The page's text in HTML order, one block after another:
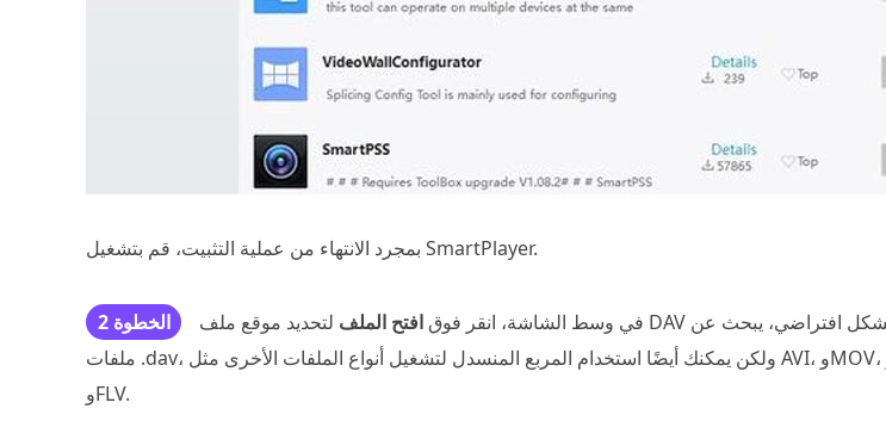
بمجرد الانتهاء من عملية التثبيت، قم بتشغيل SmartPlayer.
الخطوة 2 في وسط الشاشة، انقر فوقافتح الملف لتحديد موقع ملف DAV الذي تريد تشغيله. بشكل افتراضي، يبحث عن
ملفات .dav، ولكن يمكنك أيضًا استخدام المربع المنسدل لتشغيل أنواع الملفات الأخرى مثل AVI، وMOV، وMP4، وASF،
وFLV.